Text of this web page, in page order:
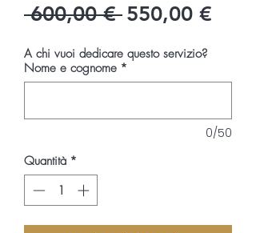
600,00 € Prezzo
550,00 €
A chi vuoi dedicare questo servizio?
Nome e cognome *
0/50
Quantità *